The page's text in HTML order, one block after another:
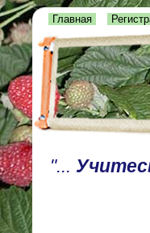
Главная
"...